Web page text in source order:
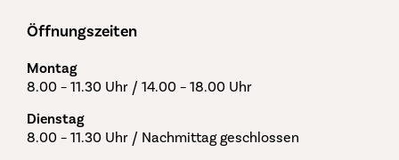
Öffnungszeiten
Montag
8.00 – 11.30 Uhr / 14.00 – 18.00 Uhr
Dienstag
8.00 – 11.30 Uhr / Nachmittag geschlossen